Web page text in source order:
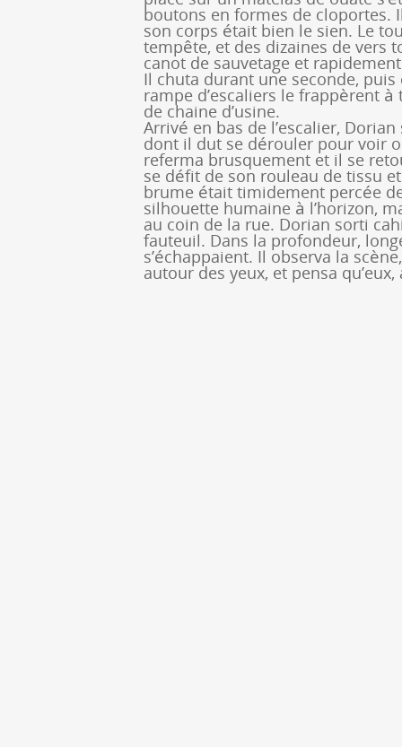
boutons en formes de cloportes.
son corps était bien le sien. Le
tempête, et des dizaines de vers
canot de sauvetage et
Il chuta durant une seconde, puis
rampe d’escaliers le frappèrent
de chaine d’usine.
Arrivé en bas de l’escalier,
dont il dut se dérouler pour voir
referma brusquement et il se
se défit de son rouleau de tissu
brume était timidement percée
silhouette humaine à l’horizon,
au coin de la rue. Dorian sorti
fauteuil. Dans la profondeur,
s’échappaient. Il observa la
autour des yeux, et pensa